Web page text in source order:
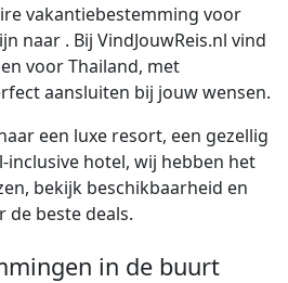
vakantiebestemming voor
naar . Bij VindJouwReis.nl vind
voor Thailand, met
aansluiten bij jouw wensen.
een luxe resort, een gezellig
hotel, wij hebben het
bekijk beschikbaarheid en
de beste deals.
in de buurt